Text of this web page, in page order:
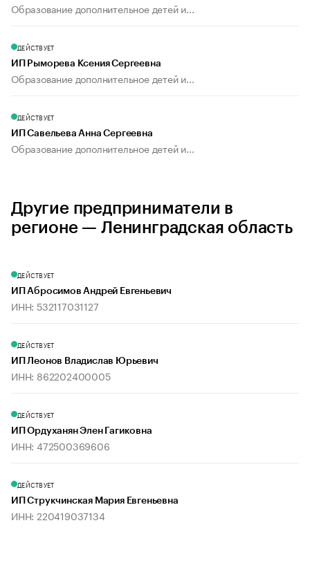
Образование дополнительное детей и...
ДЕЙСТВУЕТ
ИП Рыморева Ксения Сергеевна
Образование дополнительное детей и...
ДЕЙСТВУЕТ
ИП Савельева Анна Сергеевна
Образование дополнительное детей и...
Другие предприниматели в
регионе — Ленинградская область
ДЕЙСТВУЕТ
ИП Абросимов Андрей Евгеньевич
ИНН: 532117031127
ДЕЙСТВУЕТ
ИП Леонов Владислав Юрьевич
ИНН: 862202400005
ДЕЙСТВУЕТ
ИП Ордуханян Элен Гагиковна
ИНН: 472500369606
ДЕЙСТВУЕТ
ИП Струкчинская Мария Евгеньевна
ИНН: 220419037134